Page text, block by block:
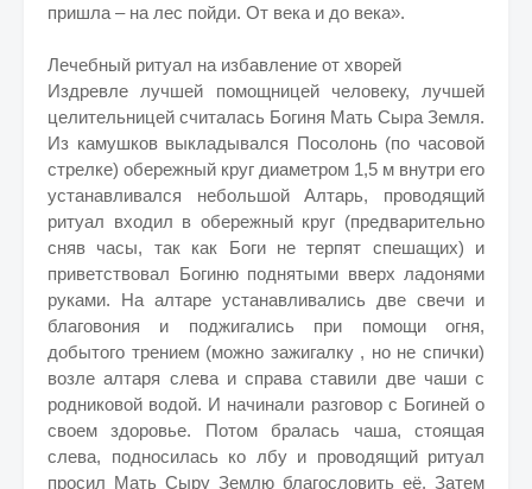
пришла – на лес пойди. От века и до века».
Лечебный ритуал на избавление от хворей
Издревле лучшей помощницей человеку, лучшей
целительницей считалась Богиня Мать Сыра Земля.
Из камушков выкладывался Посолонь (по часовой
стрелке) обережный круг диаметром 1,5 м внутри его
устанавливался небольшой Алтарь, проводящий
ритуал входил в обережный круг (предварительно
сняв часы, так как Боги не терпят спешащих) и
приветствовал Богиню поднятыми вверх ладонями
руками. На алтаре устанавливались две свечи и
благовония и поджигались при помощи огня,
добытого трением (можно зажигалку , но не спички)
возле алтаря слева и справа ставили две чаши с
родниковой водой. И начинали разговор с Богиней о
своем здоровье. Потом бралась чаша, стоящая
слева, подносилась ко лбу и проводящий ритуал
просил Мать Сыру Землю благословить её. Затем